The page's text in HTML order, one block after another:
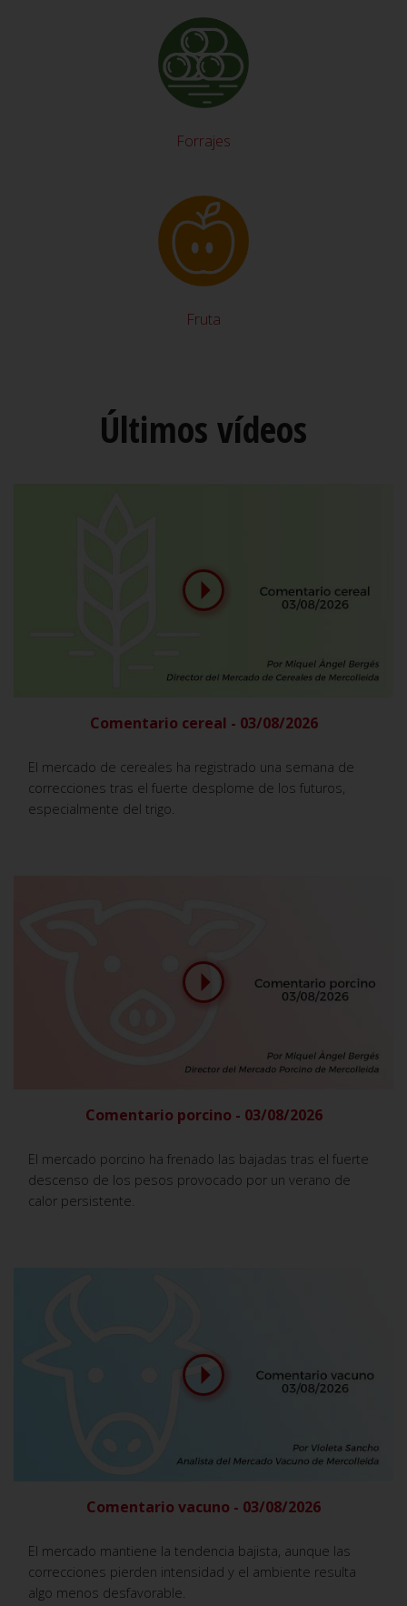
Forrajes
Fruta
Últimos vídeos
Comentario cereal - 03/08/2026
El mercado de cereales ha registrado una semana de
correcciones tras el fuerte desplome de los futuros,
especialmente del trigo.
Comentario porcino - 03/08/2026
El mercado porcino ha frenado las bajadas tras el fuerte
descenso de los pesos provocado por un verano de
calor persistente.
Comentario vacuno - 03/08/2026
El mercado mantiene la tendencia bajista, aunque las
correcciones pierden intensidad y el ambiente resulta
algo menos desfavorable.